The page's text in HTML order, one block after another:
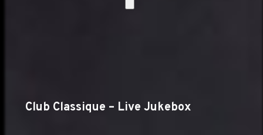
Club Classique – Live Jukebox